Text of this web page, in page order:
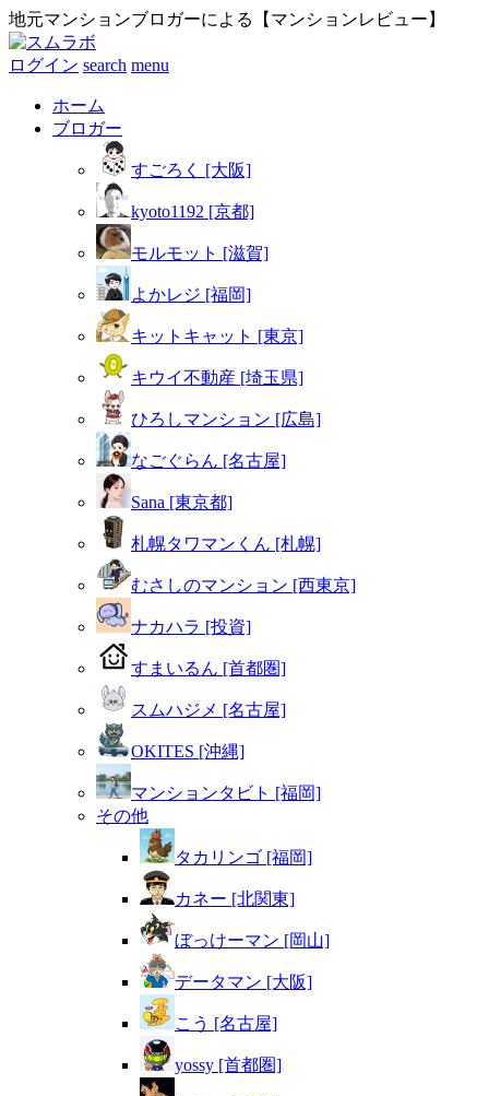
地元マンションブロガーによる【マンションレビュー】
ログイン search menu
ホーム
ブロガー
すごろく [大阪]
kyoto1192 [京都]
モルモット [滋賀]
よかレジ [福岡]
キットキャット [東京]
キウイ不動産 [埼玉県]
ひろしマンション [広島]
なごぐらん [名古屋]
Sana [東京都]
札幌タワマンくん [札幌]
むさしのマンション [西東京]
ナカハラ [投資]
すまいるん [首都圏]
スムハジメ [名古屋]
OKITES [沖縄]
マンションタビト [福岡]
その他
タカリンゴ [福岡]
カネー [北関東]
ぼっけーマン [岡山]
データマン [大阪]
こう [名古屋]
yossy [首都圏]